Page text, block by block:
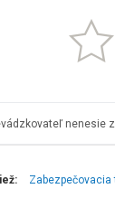
nenesie
Zabezpečovacia